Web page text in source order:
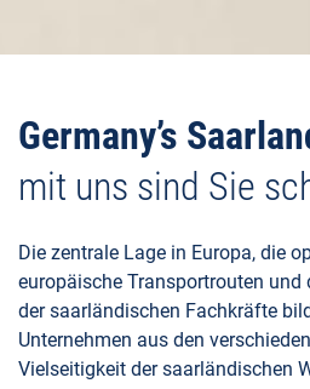
Germany’s
mit uns sind Sie
Die zentrale Lage in Europa, die
europäische Transportrouten
der saarländischen Fachkräfte
Unternehmen aus den
Vielseitigkeit der saarländischen